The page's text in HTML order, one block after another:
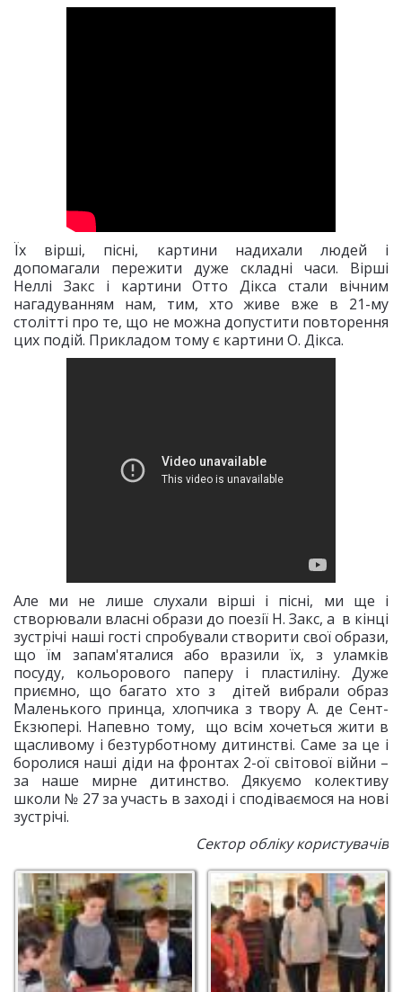
Їх вірші, пісні, картини надихали людей і
допомагали пережити дуже складні часи. Вірші
Неллі Закс і картини Отто Дікса стали вічним
нагадуванням нам, тим, хто живе вже в 21-му
столітті про те, що не можна допустити повторення
цих подій. Прикладом тому є картини О. Дікса.
Але ми не лише слухали вірші і пісні, ми ще і
створювали власні образи до поезії Н. Закс, а в кінці
зустрічі наші гості спробували створити свої образи,
що їм запам'яталися або вразили їх, з уламків
посуду, кольорового паперу і пластиліну. Дуже
приємно, що багато хто з дітей вибрали образ
Маленького принца, хлопчика з твору А. де Сент-
Екзюпері. Напевно тому, що всім хочеться жити в
щасливому і безтурботному дитинстві. Саме за це і
боролися наші діди на фронтах 2-ої світової війни –
за наше мирне дитинство. Дякуємо колективу
школи № 27 за участь в заході і сподіваємося на нові
зустрічі.
Сектор обліку користувачів